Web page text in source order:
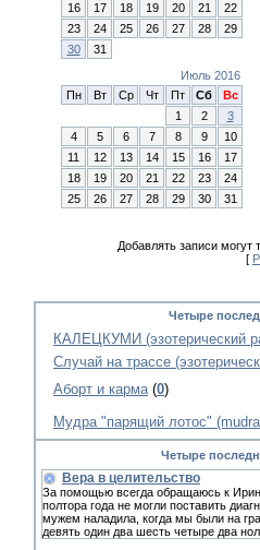
16
17 18 19 20 21
22
23
24 25 26 27 28
29
30
31
Июль 2016
Пн
Вт Ср Чт Пт Сб
Вс
1
2
3
4
5 6 7 8 9
10
11
12 13 14 15 16
17
18
19 20 21 22 23
24
25
26 27 28 29 30 31
Добавлять записи могут
[
Четыре
КАЛЕЦКУМИ (эзотерический
Случай на трассе
Аборт и карма (0)
Мудра "парящий лотос"
Четыре
Вера в целительство
За помощью всегда обращаюсь к
полтора года не могли поставить
мужем наладила, когда мы были на
девять один два шесть четыре два